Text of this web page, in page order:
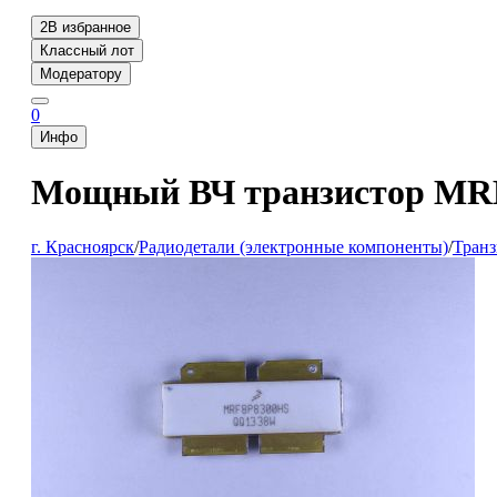
2В избранное
Классный лот
Модератору
0
Инфо
Мощный ВЧ транзистор
г. Красноярск/Радиодетали (электронные компоненты)/